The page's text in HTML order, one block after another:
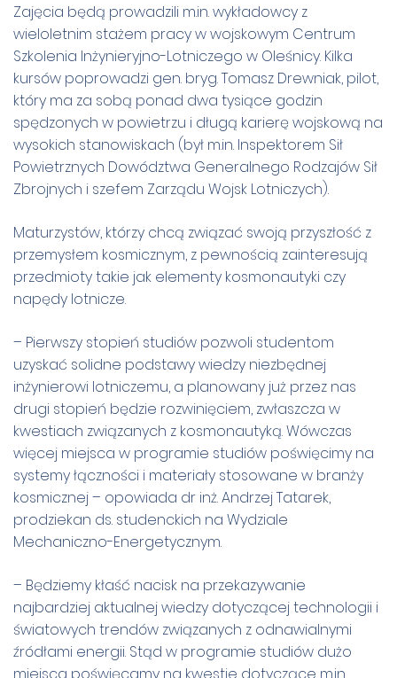
Zajęcia będą prowadzili m.in. wykładowcy z
wieloletnim stażem pracy w wojskowym Centrum
Szkolenia Inżynieryjno-Lotniczego w Oleśnicy. Kilka
kursów poprowadzi gen. bryg. Tomasz Drewniak, pilot,
który ma za sobą ponad dwa tysiące godzin
spędzonych w powietrzu i długą karierę wojskową na
wysokich stanowiskach (był m.in. Inspektorem Sił
Powietrznych Dowództwa Generalnego Rodzajów Sił
Zbrojnych i szefem Zarządu Wojsk Lotniczych).
Maturzystów, którzy chcą związać swoją przyszłość z
przemysłem kosmicznym, z pewnością zainteresują
przedmioty takie jak elementy kosmonautyki czy
napędy lotnicze.
– Pierwszy stopień studiów pozwoli studentom
uzyskać solidne podstawy wiedzy niezbędnej
inżynierowi lotniczemu, a planowany już przez nas
drugi stopień będzie rozwinięciem, zwłaszcza w
kwestiach związanych z kosmonautyką. Wówczas
więcej miejsca w programie studiów poświęcimy na
systemy łączności i materiały stosowane w branży
kosmicznej – opowiada dr inż. Andrzej Tatarek,
prodziekan ds. studenckich na Wydziale
Mechaniczno-Energetycznym.
– Będziemy kłaść nacisk na przekazywanie
najbardziej aktualnej wiedzy dotyczącej technologii i
światowych trendów związanych z odnawialnymi
źródłami energii. Stąd w programie studiów dużo
miejsca poświęcamy na kwestie dotyczące m.in.